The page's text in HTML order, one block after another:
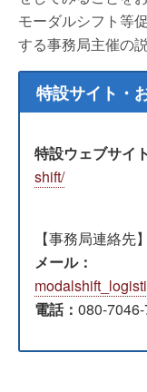
モーダルシフト等
する事務局主催の
特設サイト・
特設ウェブサイ
shift/
【事務局連絡先】
メール：
電話： 080-7046-